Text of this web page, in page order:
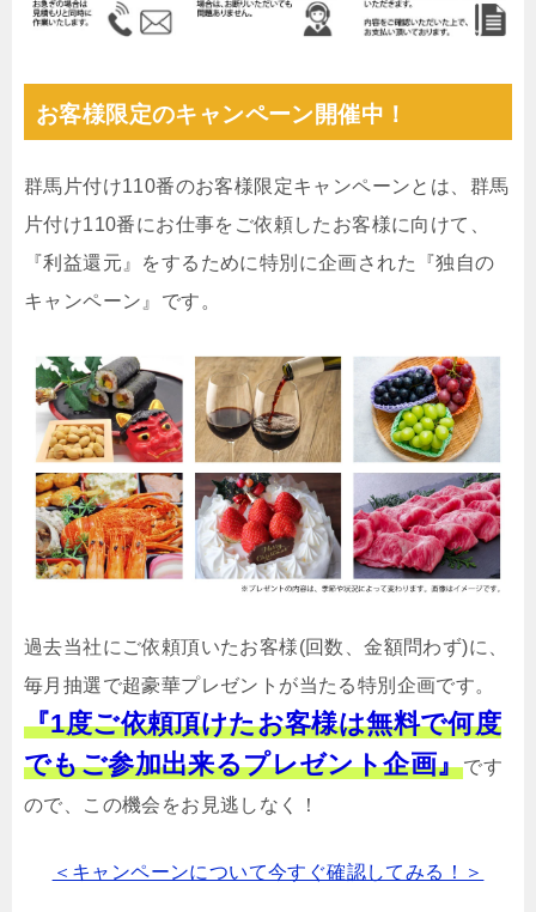
お客様限定のキャンペーン開催中！
群馬片付け110番のお客様限定キャンペーンとは、群馬
片付け110番にお仕事をご依頼したお客様に向けて、
『利益還元』をするために特別に企画された『独自の
キャンペーン』です。
過去当社にご依頼頂いたお客様(回数、金額問わず)に、
毎月抽選で超豪華プレゼントが当たる特別企画です。
『1度ご依頼頂けたお客様は無料で何度
でもご参加出来るプレゼント企画』です
ので、この機会をお見逃しなく！
＜キャンペーンについて今すぐ確認してみる！＞